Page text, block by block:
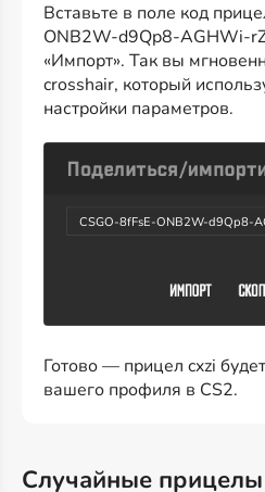
Вставьте в поле код
ONB2W-d9Qp8-AGHWi-
«Импорт». Так вы
crosshair, который
настройки параметров.
CSGO-8fFsE-ONB2W-d9Qp8-
Готово — прицел cxzi
вашего профиля в CS2.
Случайные прицелы